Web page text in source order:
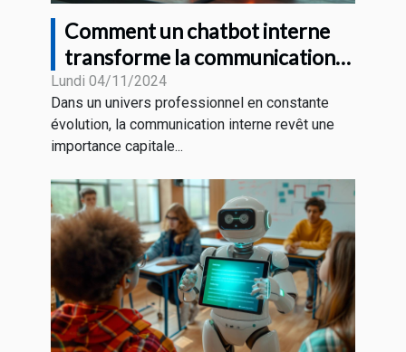
Comment un chatbot interne
transforme la communication
en entreprise
Lundi 04/11/2024
Dans un univers professionnel en constante
évolution, la communication interne revêt une
importance capitale...